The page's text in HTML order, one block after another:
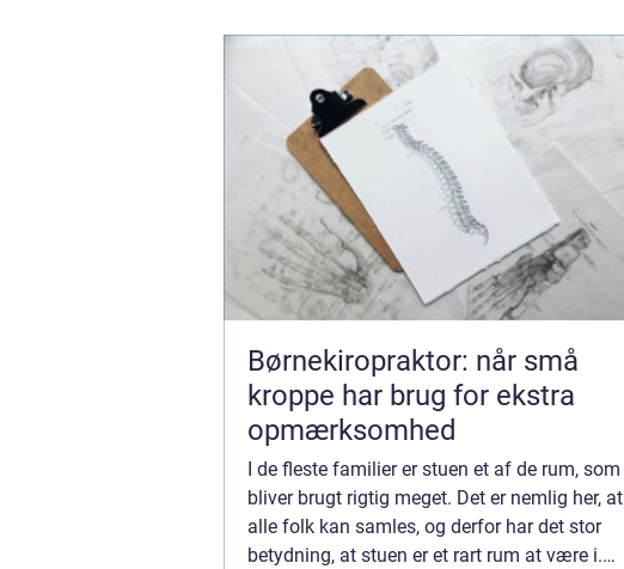
Børnekiropraktor: når små
kroppe har brug for ekstra
opmærksomhed
I de fleste familier er stuen et af de rum, som
bliver brugt rigtig meget. Det er nemlig her, at
alle folk kan samles, og derfor har det stor
betydning, at stuen er et rart rum at være i.